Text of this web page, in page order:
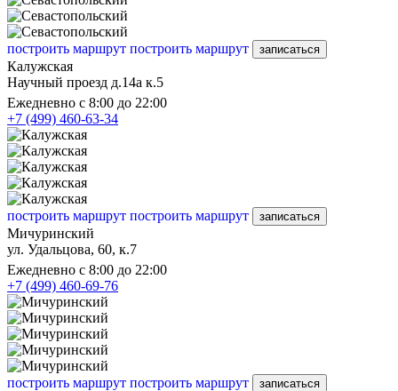
построить маршрут построить маршрут записаться
Калужская
Научный проезд д.14а к.5
Ежедневно с 8:00 до 22:00
+7 (499) 460-63-34
построить маршрут построить маршрут записаться
Мичуринский
ул. Удальцова, 60, к.7
Ежедневно с 8:00 до 22:00
+7 (499) 460-69-76
построить маршрут построить маршрут записаться